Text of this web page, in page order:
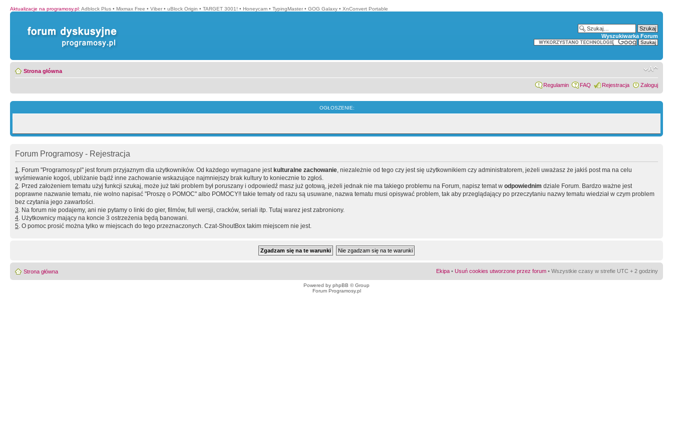
Aktualizacje na programosy.pl: Adblock Plus • Mixmax Free • Viber • uBlock Origin • TARGET 3001! • Honeycam • TypingMaster • GOG Galaxy • XnConvert Portable
Wyszukiwarka Forum
Strona główna
Regulamin FAQ Rejestracja Zaloguj
OGŁOSZENIE:
Forum Programosy - Rejestracja
1. Forum "Programosy.pl" jest forum przyjaznym dla użytkowników. Od każdego wymagane jest kulturalne zachowanie, niezależnie od tego czy jest się użytkownikiem czy administratorem, jeżeli uważasz że jakiś post ma na celu
wyśmiewanie kogoś, ubliżanie bądź inne zachowanie wskazujące najmniejszy brak kultury to koniecznie to zgłoś.
2. Przed założeniem tematu użyj funkcji szukaj, może już taki problem był poruszany i odpowiedź masz już gotową, jeżeli jednak nie ma takiego problemu na Forum, napisz temat w odpowiednim dziale Forum. Bardzo ważne jest
poprawne nazwanie tematu, nie wolno napisać "Proszę o POMOC" albo POMOCY!! takie tematy od razu są usuwane, nazwa tematu musi opisywać problem, tak aby przeglądający po przeczytaniu nazwy tematu wiedział w czym problem
bez czytania jego zawartości.
3. Na forum nie podajemy, ani nie pytamy o linki do gier, filmów, full wersji, cracków, seriali itp. Tutaj warez jest zabroniony.
4. Użytkownicy mający na koncie 3 ostrzeżenia będą banowani.
5. O pomoc prosić można tylko w miejscach do tego przeznaczonych. Czat-ShoutBox takim miejscem nie jest.
Strona główna Ekipa • Usuń cookies utworzone przez forum • Wszystkie czasy w strefie UTC + 2 godziny
Powered by phpBB © Group
Forum Programosy.pl